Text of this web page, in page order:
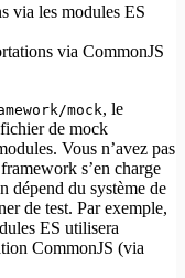
via les modules ES
via CommonJS
mock, le
de mock
Vous n’avez pas
s’en charge
dépend du système de
de test. Par exemple,
ES utilisera
CommonJS (via